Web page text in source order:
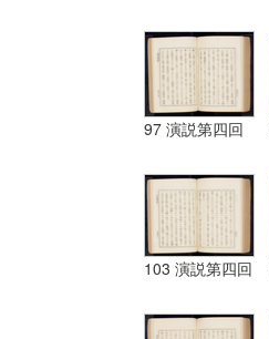
97 演説第四回
103 演説第四回